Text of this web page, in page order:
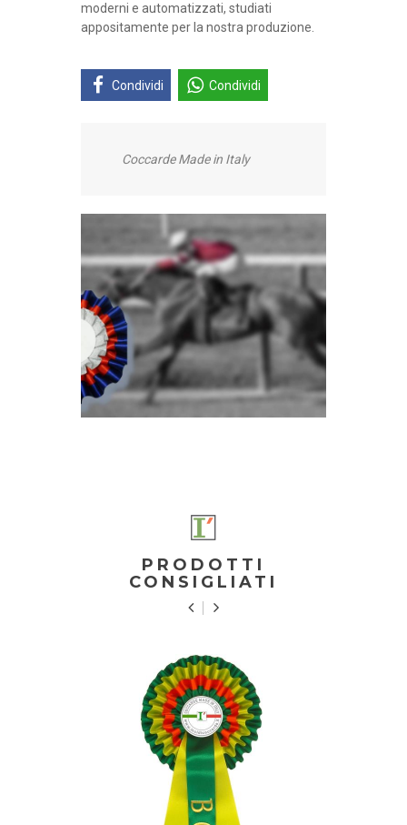
moderni e automatizzati, studiati
appositamente per la nostra produzione.
Condividi Condividi
Coccarde Made in Italy
PRODOTTI
CONSIGLIATI